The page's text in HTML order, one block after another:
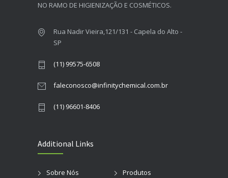
NO RAMO DE HIGIENIZAÇÃO E COSMÉTICOS.​
Rua Nadir Vieira,121/131 - Capela do Alto -
SP
(11) 99575-6508
faleconosco@infinitychemical.com.br
(11) 96601-8406
Additional Links
Sobre Nós Produtos